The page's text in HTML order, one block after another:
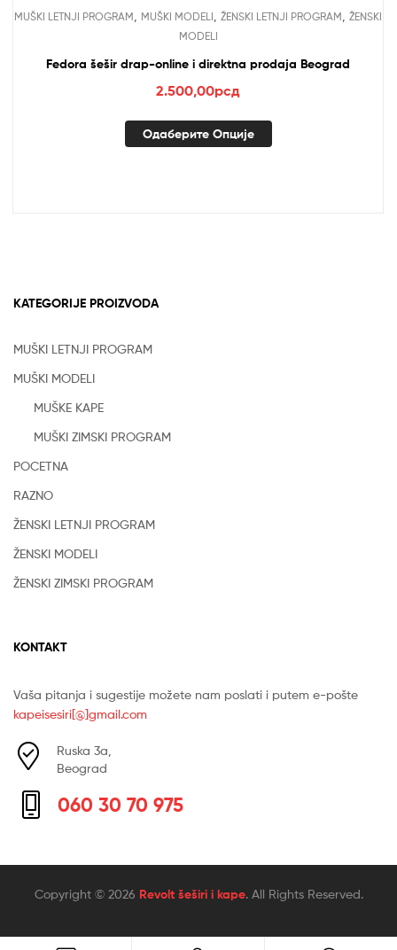
MUŠKI LETNJI PROGRAM MUŠKI MODELI ŽENSKI LETNJI PROGRAM ŽENSKI
MODELI
Fedora šešir drap-online i direktna prodaja Beograd
2.500,00рсд
Одаберите Опције
KATEGORIJE PROIZVODA
MUŠKI LETNJI PROGRAM
MUŠKI MODELI
MUŠKE KAPE
MUŠKI ZIMSKI PROGRAM
POCETNA
RAZNO
ŽENSKI LETNJI PROGRAM
ŽENSKI MODELI
ŽENSKI ZIMSKI PROGRAM
KONTAKT
Vaša pitanja i sugestije možete nam poslati i putem e-pošte
kapeisesiri[@]gmail.com
Ruska 3a,
Beograd
060 30 70 975
Copyright © 2026 Revolt šeširi i kape. All Rights Reserved.